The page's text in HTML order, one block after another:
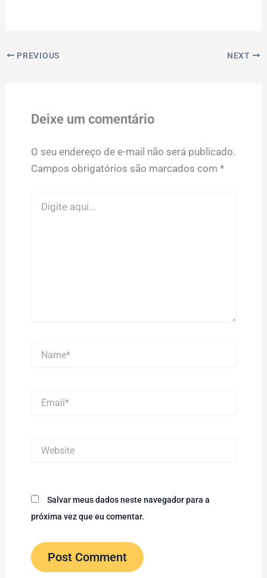
PREVIOUS NEXT
Deixe um comentário
O seu endereço de e-mail não será publicado.
Campos obrigatórios são marcados com *
aqui...
Salvar meus dados neste navegador para a
próxima vez que eu comentar.